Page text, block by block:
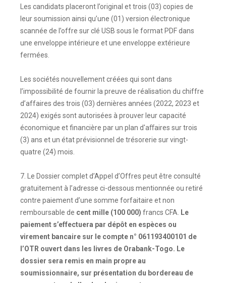
Les candidats placeront l’original et trois (03) copies de
leur soumission ainsi qu’une (01) version électronique
scannée de l’offre sur clé USB sous le format PDF dans
une enveloppe intérieure et une enveloppe extérieure
fermées.
Les sociétés nouvellement créées qui sont dans
l’impossibilité de fournir la preuve de réalisation du chiffre
d’affaires des trois (03) dernières années (2022, 2023 et
2024) exigés sont autorisées à prouver leur capacité
économique et financière par un plan d'aﬀaires sur trois
(3) ans et un état prévisionnel de trésorerie sur vingt-
quatre (24) mois.
7. Le Dossier complet d’Appel d’Offres peut être consulté
gratuitement à l’adresse ci-dessous mentionnée ou retiré
contre paiement d’une somme forfaitaire et non
remboursable de cent mille (100 000) francs CFA.
Le
paiement s’effectuera par dépôt en espèces ou
virement bancaire sur le compte n° 061193400101 de
l’OTR ouvert dans les livres de Orabank-Togo. Le
dossier sera remis en main propre au
soumissionnaire, sur présentation du bordereau de